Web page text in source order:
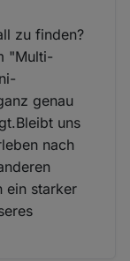
zu finden?
"Multi-
genau
uns
nach
ein starker